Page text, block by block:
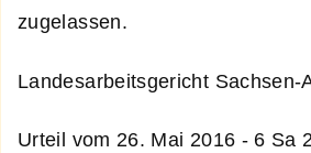
zugelassen.
Landesarbeitsgericht Sachsen-
Urteil vom 26. Mai 2016 - 6 Sa